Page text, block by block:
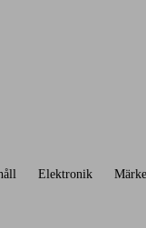
Elektronik